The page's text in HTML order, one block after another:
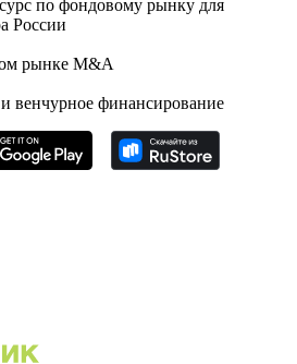
по фондовому рынку для
России
рынке M&A